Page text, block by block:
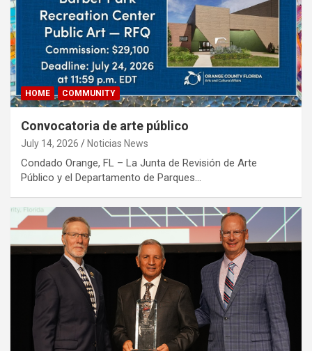
HOME COMMUNITY
Convocatoria de arte público
July 14, 2026 Noticias News
Condado Orange, FL – La Junta de Revisión de Arte
Público y el Departamento de Parques…